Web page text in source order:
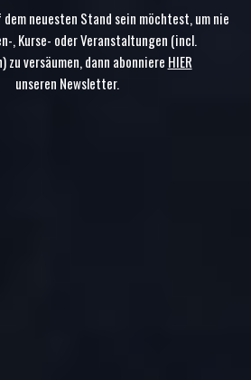
dem neuesten Stand sein möchtest, um nie
, Kurse- oder Veranstaltungen (incl.
zu versäumen, dann abonniere HIER
unseren Newsletter.